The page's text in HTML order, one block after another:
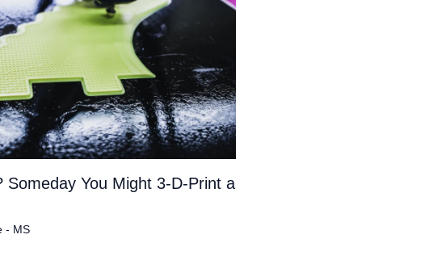
Someday You Might 3-D-Print a
- MS